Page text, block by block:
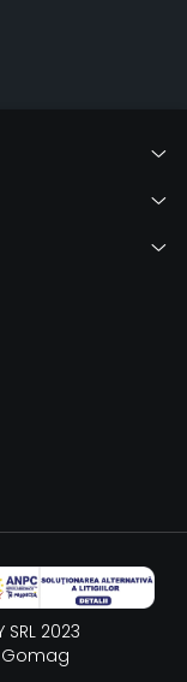
2023